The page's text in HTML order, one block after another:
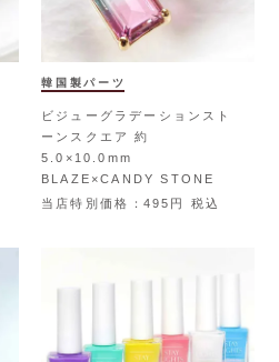
韓国製パーツ
ビジューグラデーションスト
ーンスクエア 約
5.0×10.0mm
BLAZE×CANDY STONE
当店特別価格
495 税込